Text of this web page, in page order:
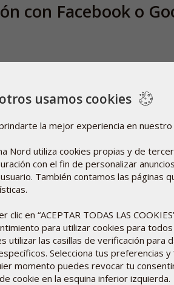
con Facebook o
estarás dando acceso a tu perfil
de usuario, tu foto de perfil, tu
Google, URL de perfil y dirección de
o Google, su política de recopilación
y Política de privacidad de Googleaquí
mi cuenta de Facebook / Google?
usamos cookies
brindarte la mejor experiencia en
Nord utiliza cookies propias y de
con el fin de personalizar
También contamos las páginas
clic en “ACEPTAR TODAS LAS
para utilizar cookies para
utilizar las casillas de verificación para
Selecciona tus preferencias y
momento puedes revocar tu
cookie en la esquina inferior izquierda.